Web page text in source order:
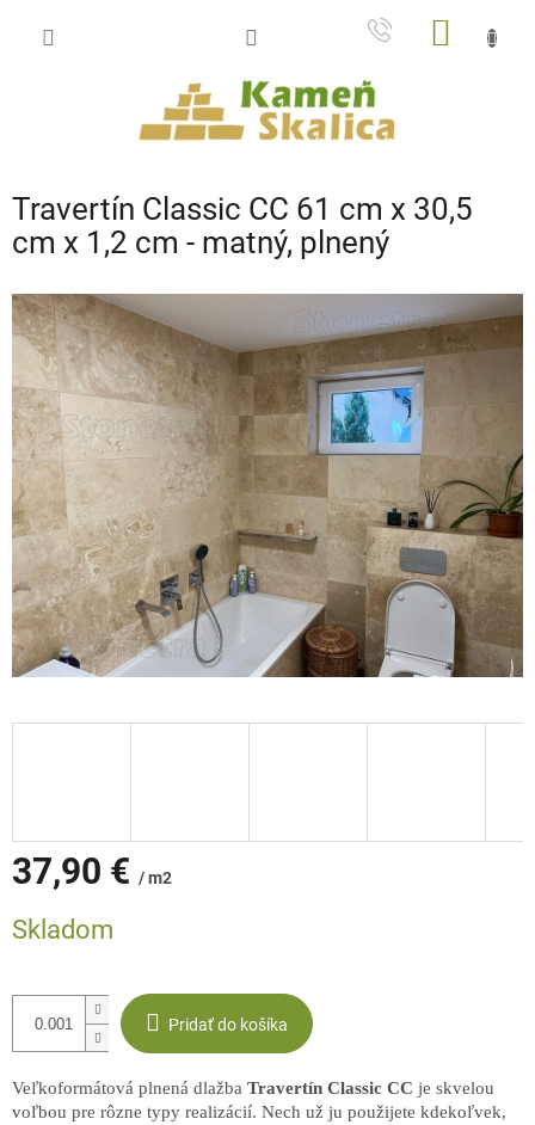
Travertín Classic CC 61 cm x 30,5
cm x 1,2 cm - matný, plnený
37,90 € / m2
cena:
Skladom
Pridať do košíka
Veľkoformátová plnená dlažba Travertín Classic CC je skvelou
voľbou pre rôzne typy realizácií. Nech už ju použijete kdekoľvek,